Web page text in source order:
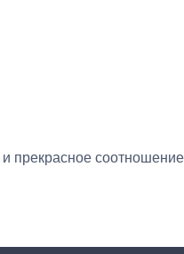
прекрасное